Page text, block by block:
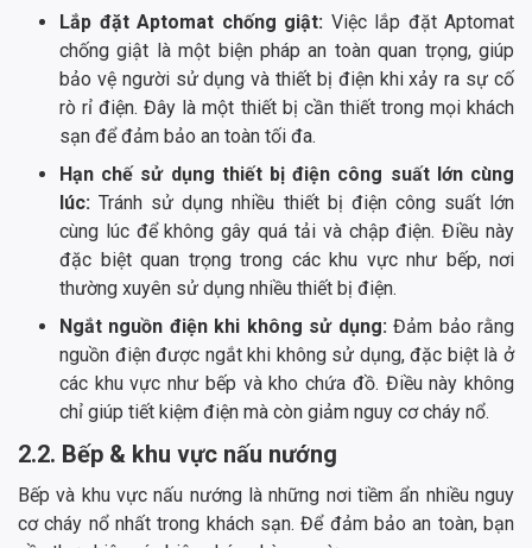
Lắp đặt Aptomat chống giật: Việc lắp đặt Aptomat
chống giật là một biện pháp an toàn quan trọng, giúp
bảo vệ người sử dụng và thiết bị điện khi xảy ra sự cố
rò rỉ điện. Đây là một thiết bị cần thiết trong mọi khách
sạn để đảm bảo an toàn tối đa.
Hạn chế sử dụng thiết bị điện công suất lớn cùng
lúc: Tránh sử dụng nhiều thiết bị điện công suất lớn
cùng lúc để không gây quá tải và chập điện. Điều này
đặc biệt quan trọng trong các khu vực như bếp, nơi
thường xuyên sử dụng nhiều thiết bị điện.
Ngắt nguồn điện khi không sử dụng:Đảm bảo rằng
nguồn điện được ngắt khi không sử dụng, đặc biệt là ở
các khu vực như bếp và kho chứa đồ. Điều này không
chỉ giúp tiết kiệm điện mà còn giảm nguy cơ cháy nổ.
2.2. Bếp & khu vực nấu nướng
Bếp và khu vực nấu nướng là những nơi tiềm ẩn nhiều nguy
cơ cháy nổ nhất trong khách sạn. Để đảm bảo an toàn, bạn